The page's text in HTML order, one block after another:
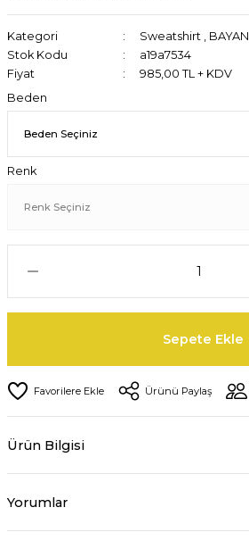
Kategori Sweatshirt , BAYAN
Stok Kodu
a19a7534
Fiyat
985,00 TL + KDV
Beden
Renk
Sepete Ekle
Ürünü Paylaş
Ürün Bilgisi
Yorumlar